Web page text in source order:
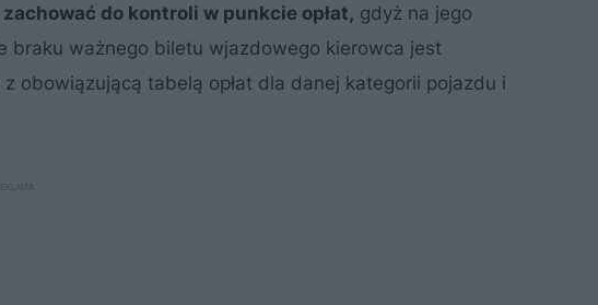
do kontroli w punkcie opłat, gdyż na jego
braku ważnego biletu wjazdowego kierowca jest
obowiązującą tabelą opłat dla danej kategorii pojazdu i